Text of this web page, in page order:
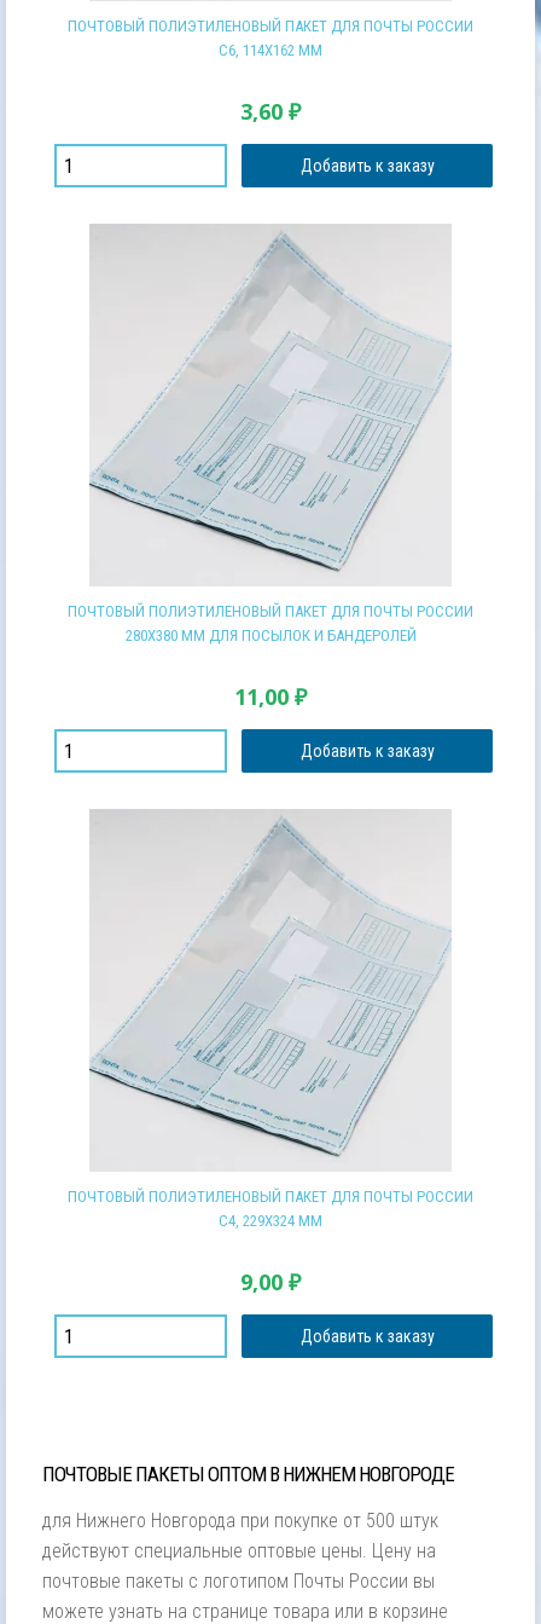
ПОЧТОВЫЙ ПОЛИЭТИЛЕНОВЫЙ ПАКЕТ ДЛЯ ПОЧТЫ РОССИИ
С6, 114Х162 ММ
3,60 ₽
Добавить к заказу
ПОЧТОВЫЙ ПОЛИЭТИЛЕНОВЫЙ ПАКЕТ ДЛЯ ПОЧТЫ РОССИИ
280Х380 ММ ДЛЯ ПОСЫЛОК И БАНДЕРОЛЕЙ
11,00 ₽
Добавить к заказу
ПОЧТОВЫЙ ПОЛИЭТИЛЕНОВЫЙ ПАКЕТ ДЛЯ ПОЧТЫ РОССИИ
С4, 229Х324 ММ
9,00 ₽
Добавить к заказу
ПОЧТОВЫЕ ПАКЕТЫ ОПТОМ В НИЖНЕМ НОВГОРОДЕ
для Нижнего Новгорода при покупке от 500 штук
действуют специальные оптовые цены. Цену на
почтовые пакеты с логотипом Почты России вы
можете узнать на странице товара или в корзине